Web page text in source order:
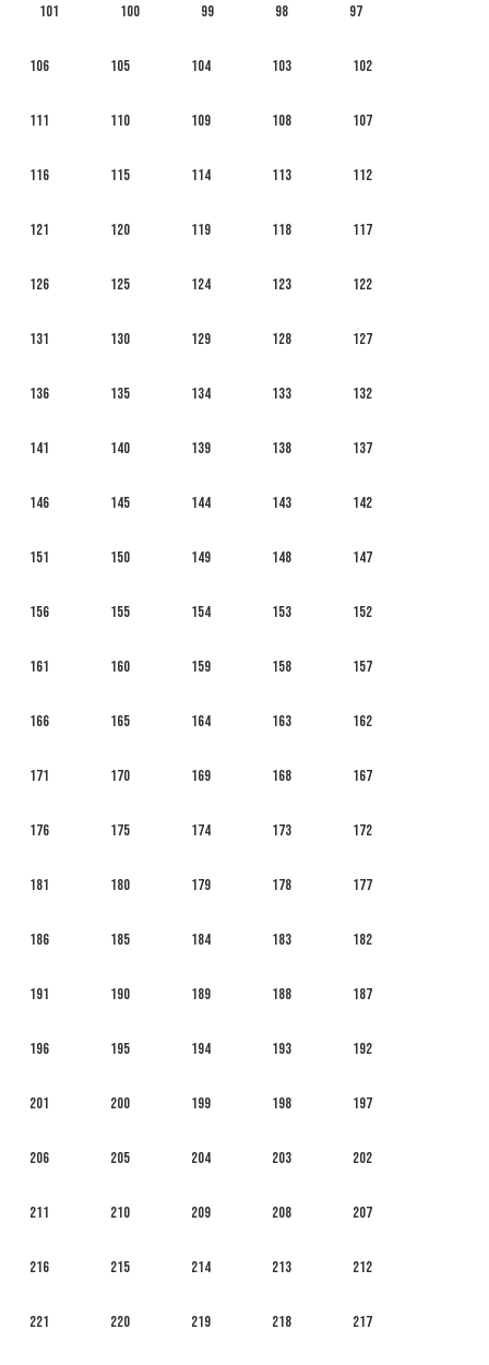
97
98
99
100
101
102
103
104
105
106
107
108
109
110
111
112
113
114
115
116
117
118
119
120
121
122
123
124
125
126
127
128
129
130
131
132
133
134
135
136
137
138
139
140
141
142
143
144
145
146
147
148
149
150
151
152
153
154
155
156
157
158
159
160
161
162
163
164
165
166
167
168
169
170
171
172
173
174
175
176
177
178
179
180
181
182
183
184
185
186
187
188
189
190
191
192
193
194
195
196
197
198
199
200
201
202
203
204
205
206
207
208
209
210
211
212
213
214
215
216
217
218
219
220
221